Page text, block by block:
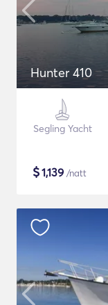
Hunter 410
Segling Yacht
$1,139 /natt